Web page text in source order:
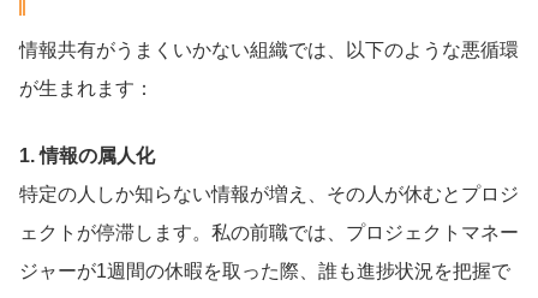
情報共有がうまくいかない組織では、以下のような悪循環
が生まれます：
1. 情報の属人化
特定の人しか知らない情報が増え、その人が休むとプロジ
ェクトが停滞します。私の前職では、プロジェクトマネー
ジャーが1週間の休暇を取った際、誰も進捗状況を把握で